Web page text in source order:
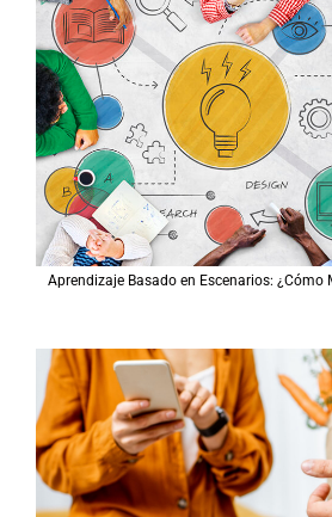
Aprendizaje Basado en Escenarios: ¿Cómo